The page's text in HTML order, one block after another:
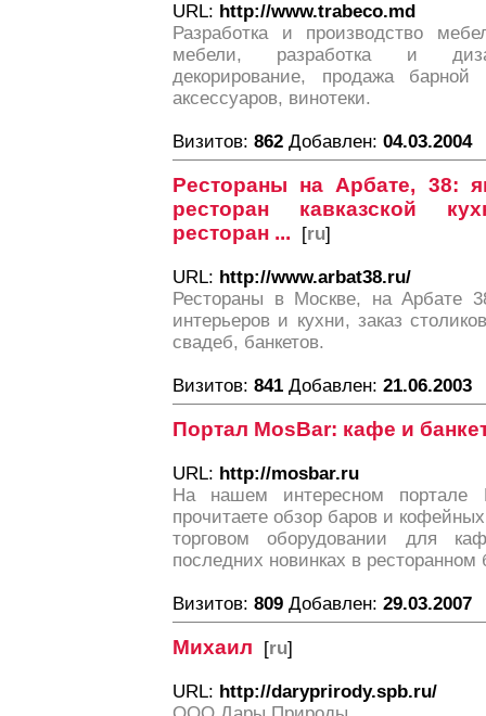
URL: http://www.trabeco.md
Разработка и производство
мебели, разработка и
декорирование, продажа
аксессуаров, винотеки.
Визитов: 862 Добавлен: 04.03.2004
Рестораны на Арбате, 38:
ресторан кавказской
ресторан ... [ru]
URL: http://www.arbat38.ru/
Рестораны в Москве, на Арбате
интерьеров и кухни, заказ
свадеб, банкетов.
Визитов: 841 Добавлен: 21.06.2003
Портал MosBar: кафе и
URL: http://mosbar.ru
На нашем интересном
прочитаете обзор баров и
торговом оборудовании для
последних новинках в ресторанном
Визитов: 809 Добавлен: 29.03.2007
Михаил [ru]
URL: http://daryprirody.spb.ru/